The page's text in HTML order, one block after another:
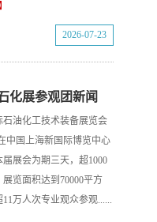
2026-07-23
化展参观团新闻
石油化工技术装备展览会
中国上海新国际博览中心
届展会为期三天，超1000
览面积达到70000平方
万人次专业观众参观......